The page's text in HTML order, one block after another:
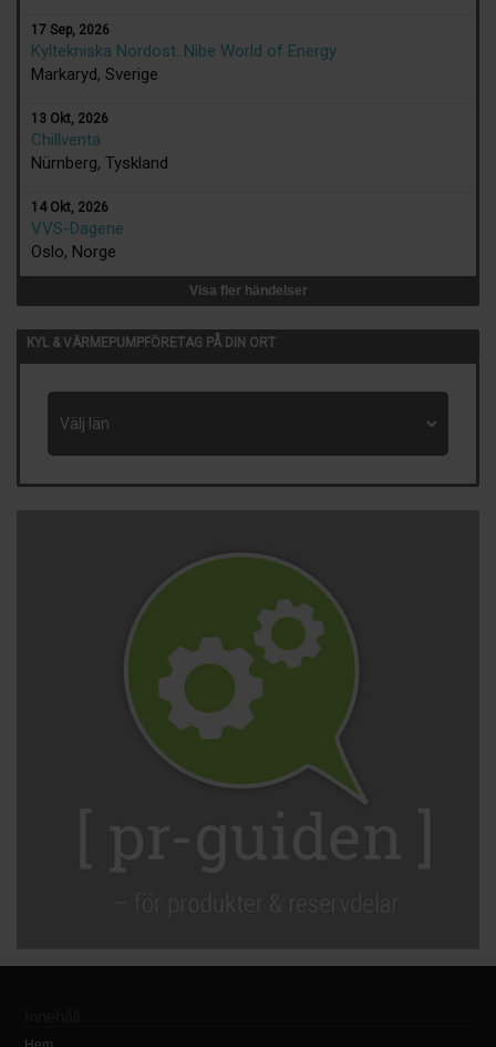
17 Sep, 2026
Kyltekniska Nordost: Nibe World of Energy
Markaryd, Sverige
13 Okt, 2026
Chillventa
Nürnberg, Tyskland
14 Okt, 2026
VVS-Dagene
Oslo, Norge
Visa fler händelser
KYL & VÄRMEPUMPFÖRETAG PÅ DIN ORT